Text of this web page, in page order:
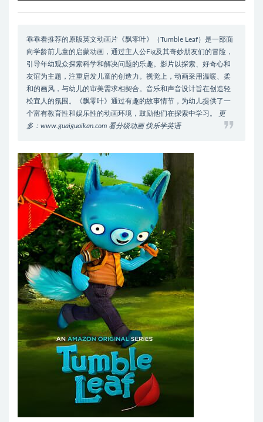
乖乖看推荐的原版英文动画片《飘零叶》（Tumble Leaf）是一部面
向学龄前儿童的启蒙动画，通过主人公Fig及其奇妙朋友们的冒险，
引导年幼观众探索科学和解决问题的乐趣。影片以探索、好奇心和
友谊为主题，注重启发儿童的创造力。视觉上，动画采用温暖、柔
和的画风，与幼儿的审美需求相契合。音乐和声音设计旨在创造轻
松宜人的氛围。《飘零叶》通过有趣的故事情节，为幼儿提供了一
个富有教育性和娱乐性的动画环境，鼓励他们在探索中学习。
更
多：www.guaiguaikan.com 看分级动画 快乐学英语